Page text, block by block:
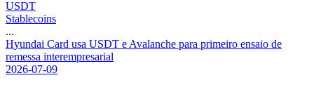
USDT
Stablecoins
...
Hyundai Card usa USDT e Avalanche para primeiro ensaio de
remessa interempresarial
2026-07-09